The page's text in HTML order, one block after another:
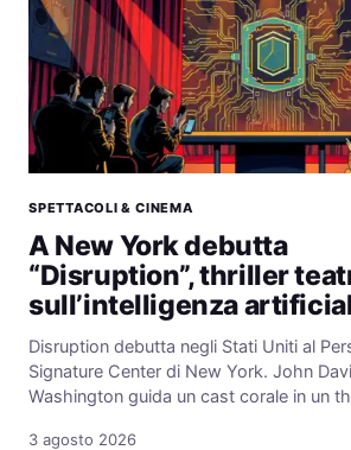
SPETTACOLI & CINEMA
A New York debutta
“Disruption”, thriller
sull’intelligenza
Disruption debutta negli Stati Uniti al
Signature Center di New York. John
Washington guida un cast corale in un
3 agosto 2026